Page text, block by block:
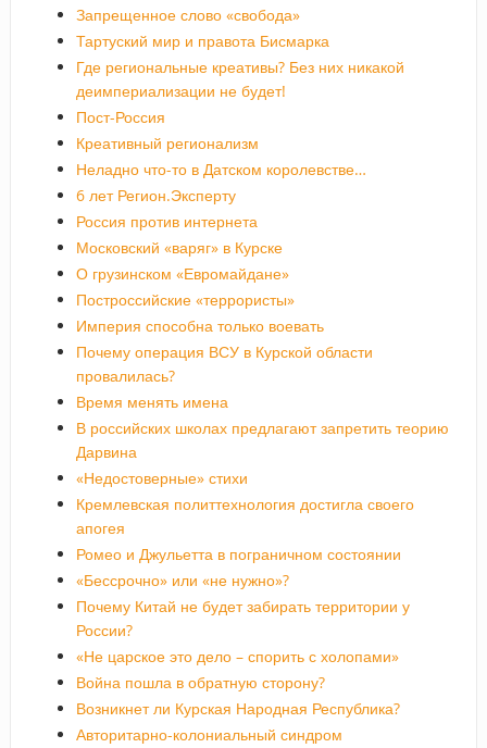
Запрещенное слово «свобода»
Тартуский мир и правота Бисмарка
Где региональные креативы? Без них никакой
деимпериализации не будет!
Пост-Россия
Креативный регионализм
Неладно что-то в Датском королевстве…
6 лет Регион.Эксперту
Россия против интернета
Московский «варяг» в Курске
О грузинском «Евромайдане»
Построссийские «террористы»
Империя способна только воевать
Почему операция ВСУ в Курской области
провалилась?
Время менять имена
В российских школах предлагают запретить теорию
Дарвина
«Недостоверные» стихи
Кремлевская политтехнология достигла своего
апогея
Ромео и Джульетта в пограничном состоянии
«Бессрочно» или «не нужно»?
Почему Китай не будет забирать территории у
России?
«Не царское это дело – спорить с холопами»
Война пошла в обратную сторону?
Возникнет ли Курская Народная Республика?
Авторитарно-колониальный синдром